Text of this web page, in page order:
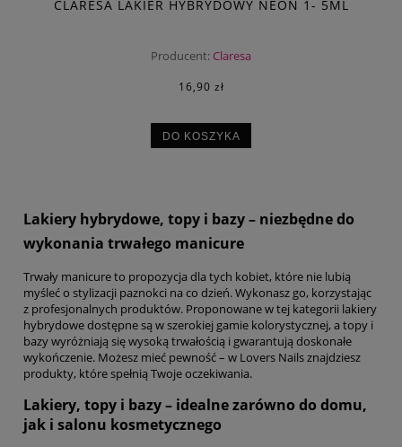
CLARESA LAKIER HYBRYDOWY NEON 1- 5ML
Producent: Claresa
16,90 zł
DO KOSZYKA
Lakiery hybrydowe, topy i bazy – niezbędne do
wykonania trwałego manicure
Trwały manicure to propozycja dla tych kobiet, które nie lubią
myśleć o stylizacji paznokci na co dzień. Wykonasz go, korzystając
z profesjonalnych produktów. Proponowane w tej kategorii lakiery
hybrydowe dostępne są w szerokiej gamie kolorystycznej, a topy i
bazy wyróżniają się wysoką trwałością i gwarantują doskonałe
wykończenie. Możesz mieć pewność – w Lovers Nails znajdziesz
produkty, które spełnią Twoje oczekiwania.
Lakiery, topy i bazy – idealne zarówno do domu,
jak i salonu kosmetycznego